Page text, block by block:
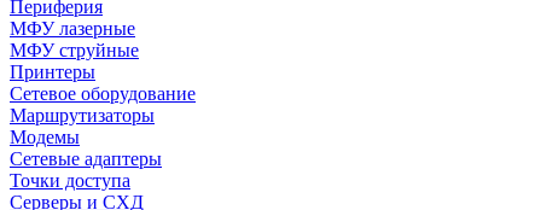
Периферия
МФУ лазерные
МФУ струйные
Принтеры
Сетевое оборудование
Маршрутизаторы
Модемы
Сетевые адаптеры
Точки доступа
Серверы и СХД